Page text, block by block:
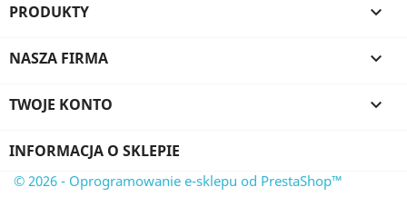
PRODUKTY 
NASZA FIRMA 
TWOJE KONTO 
INFORMACJA O SKLEPIE
© 2026 - Oprogramowanie e-sklepu od PrestaShop™